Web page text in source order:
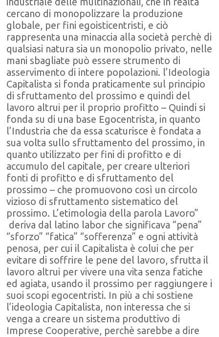
cercano di monopolizzare la produzione
globale, per fini egoisticentristi, e ciò
rappresenta una minaccia alla società perchè di
qualsiasi natura sia un monopolio privato, nelle
mani sbagliate può essere strumento di
asservimento di intere popolazioni. l’Ideologia
Capitalista si fonda praticamente sul principio
di sfruttamento del prossimo e quindi del
lavoro altrui per il proprio profitto – Quindi si
fonda su di una base Egocentrista, in quanto
l’Industria che da essa scaturisce è fondata a
sua volta sullo sfruttamento del prossimo, in
quanto utilizzato per fini di profitto e di
accumulo del capitale, per creare ulteriori
fonti di profitto e di sfruttamento del
prossimo – che promuovono così un circolo
vizioso di sfruttamento sistematico del
prossimo. L’etimologia della parola Lavoro”
deriva dal latino labor che significava “pena”
“sforzo” “fatica” “sofferenza” e ogni attività
penosa, per cui il Capitalista è colui che per
evitare di soffrire le pene del lavoro, sfrutta il
lavoro altrui per vivere una vita senza fatiche
ed agiata, usando il prossimo per raggiungere i
suoi scopi egocentristi. In più a chi sostiene
l’ideologia Capitalista, non interessa che si
venga a creare un sistema produttivo di
Imprese Cooperative, perchè sarebbe a dire